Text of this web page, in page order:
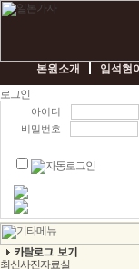
본원소개 임석현
아이디
비밀번호